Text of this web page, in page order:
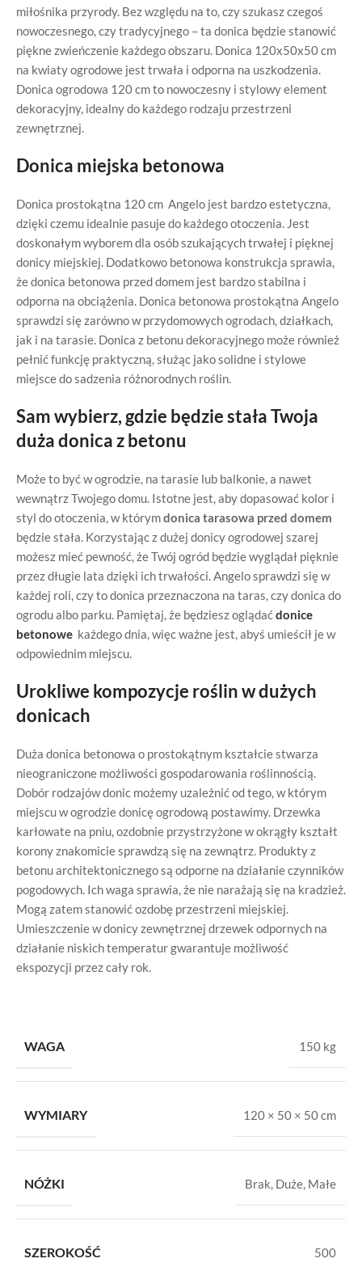
miłośnika przyrody. Bez względu na to, czy szukasz czegoś
nowoczesnego, czy tradycyjnego – ta donica będzie stanowić
piękne zwieńczenie każdego obszaru. Donica 120x50x50 cm
na kwiaty ogrodowe jest trwała i odporna na uszkodzenia.
Donica ogrodowa 120 cm to nowoczesny i stylowy element
dekoracyjny, idealny do każdego rodzaju przestrzeni
zewnętrznej.
Donica miejska betonowa
Donica prostokątna 120 cm Angelo jest bardzo estetyczna,
dzięki czemu idealnie pasuje do każdego otoczenia. Jest
doskonałym wyborem dla osób szukających trwałej i pięknej
donicy miejskiej. Dodatkowo betonowa konstrukcja sprawia,
że donica betonowa przed domem jest bardzo stabilna i
odporna na obciążenia. Donica betonowa prostokątna Angelo
sprawdzi się zarówno w przydomowych ogrodach, działkach,
jak i na tarasie. Donica z betonu dekoracyjnego może również
pełnić funkcję praktyczną, służąc jako solidne i stylowe
miejsce do sadzenia różnorodnych roślin.
Sam wybierz, gdzie będzie stała Twoja
duża donica z betonu
Może to być w ogrodzie, na tarasie lub balkonie, a nawet
wewnątrz Twojego domu. Istotne jest, aby dopasować kolor i
styl do otoczenia, w którymdonica tarasowa przed domem
będzie stała. Korzystając z dużej donicy ogrodowej szarej
możesz mieć pewność, że Twój ogród będzie wyglądał pięknie
przez długie lata dzięki ich trwałości. Angelo sprawdzi się w
każdej roli, czy to donica przeznaczona na taras, czy donica do
ogrodu albo parku. Pamiętaj, że będziesz oglądaćdonice
betonowe każdego dnia, więc ważne jest, abyś umieścił je w
odpowiednim miejscu.
Urokliwe kompozycje roślin w dużych
donicach
Duża donica betonowa o prostokątnym kształcie stwarza
nieograniczone możliwości gospodarowania roślinnością.
Dobór rodzajów donic możemy uzależnić od tego, w którym
miejscu w ogrodzie donicę ogrodową postawimy. Drzewka
karłowate na pniu, ozdobnie przystrzyżone w okrągły kształt
korony znakomicie sprawdzą się na zewnątrz. Produkty z
betonu architektonicznego są odporne na działanie czynników
pogodowych. Ich waga sprawia, że nie narażają się na kradzież.
Mogą zatem stanowić ozdobę przestrzeni miejskiej.
Umieszczenie w donicy zewnętrznej drzewek odpornych na
działanie niskich temperatur gwarantuje możliwość
ekspozycji przez cały rok.
WAGA 150 kg
WYMIARY 120 × 50 × 50 cm
NÓŻKI Brak, Duże, Małe
SZEROKOŚĆ 500